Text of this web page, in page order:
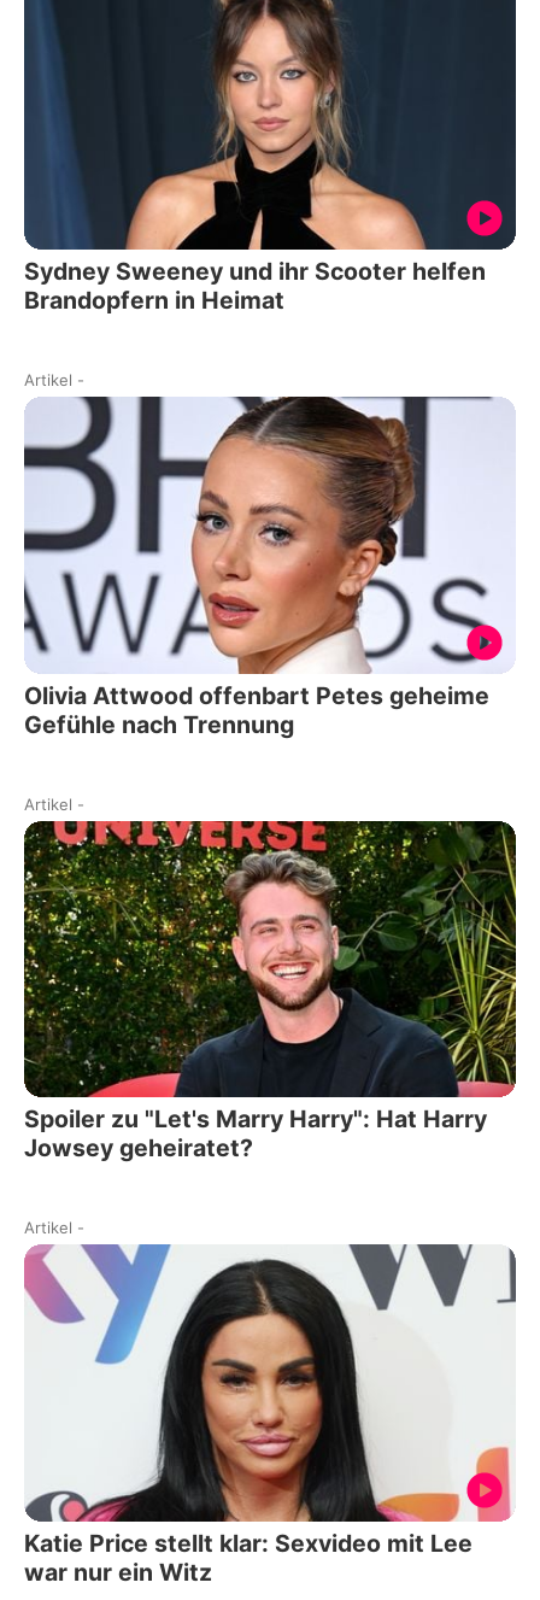
Sydney Sweeney und ihr Scooter helfen
Brandopfern in Heimat
Artikel -
Olivia Attwood offenbart Petes geheime
Gefühle nach Trennung
Artikel -
Spoiler zu "Let's Marry Harry": Hat Harry
Jowsey geheiratet?
Artikel -
Katie Price stellt klar: Sexvideo mit Lee
war nur ein Witz